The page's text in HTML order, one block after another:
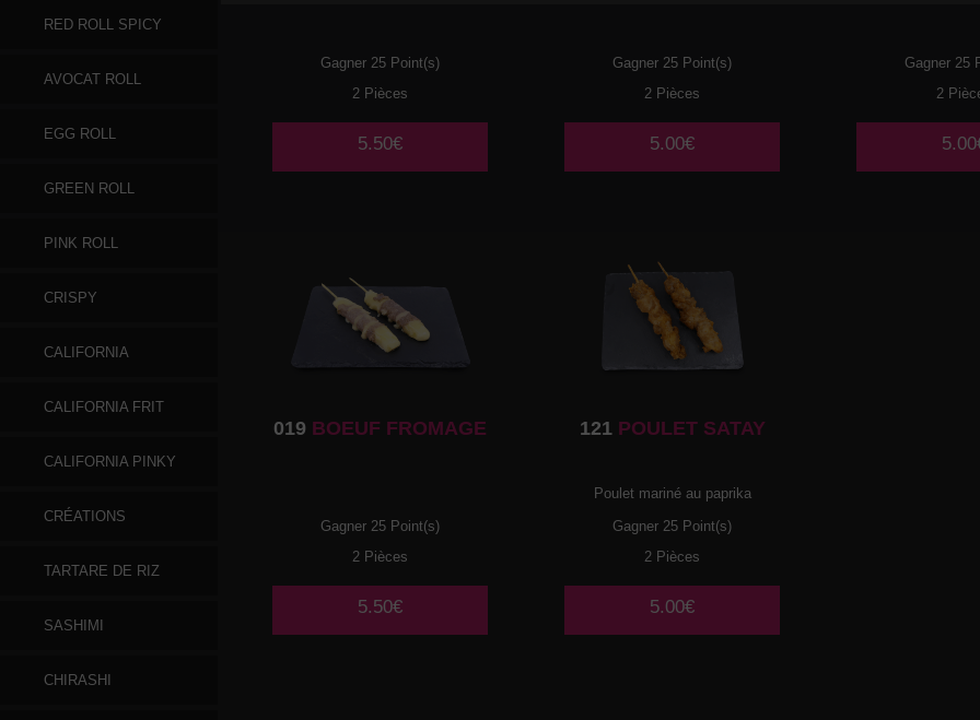
RED ROLL SPICY
AVOCAT ROLL
EGG ROLL
GREEN ROLL
PINK ROLL
CRISPY
CALIFORNIA
CALIFORNIA FRIT
CALIFORNIA PINKY
CRÉATIONS
TARTARE DE RIZ
SASHIMI
CHIRASHI
Gagner 25 Point(s)
2 Pièces
5.50€
Gagner 25 Point(s)
2 Pièces
5.00€
Gagner 25
2
019 BOEUF FROMAGE
Gagner 25 Point(s)
2 Pièces
5.50€
121POULET SATAY
Poulet mariné au paprika
Gagner 25 Point(s)
2 Pièces
5.00€